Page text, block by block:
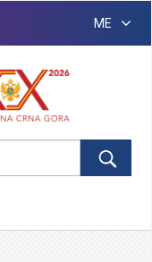
ME